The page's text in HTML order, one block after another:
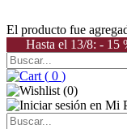
El producto fue
Hasta el 13/8: - 15
( 0 )
(0)